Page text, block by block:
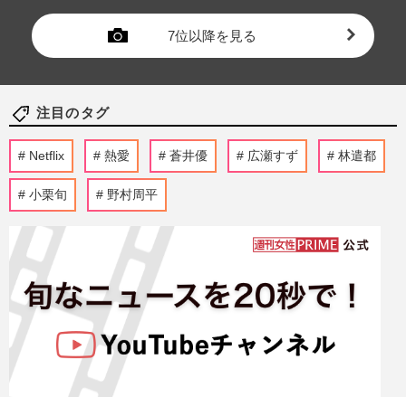
7位以降を見る
注目のタグ
Netflix 熱愛 蒼井優 広瀬すず 林遣都
小栗旬 野村周平